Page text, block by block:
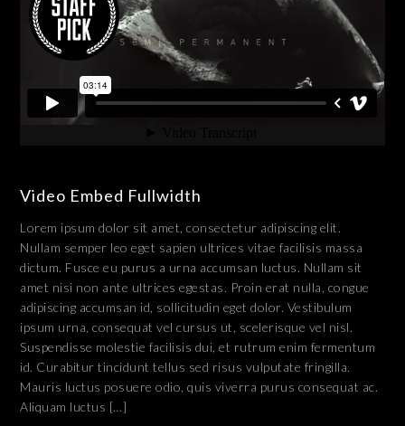
Video Embed Fullwidth
Lorem ipsum dolor sit amet, consectetur adipiscing elit.
Nullam semper leo eget sapien ultrices vitae facilisis massa
dictum. Fusce eu purus a urna accumsan luctus. Nullam sit
amet nisi non ante ultrices egestas. Proin erat nulla, congue
adipiscing accumsan id, sollicitudin eget dolor. Vestibulum
ipsum urna, consequat vel cursus ut, scelerisque vel nisl.
Suspendisse molestie facilisis dui, et rutrum enim fermentum
id. Curabitur tincidunt tellus sed risus vulputate fringilla.
Mauris luctus posuere odio, quis viverra purus consequat ac.
Aliquam luctus […]